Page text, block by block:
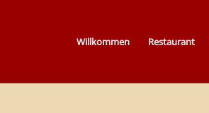
Willkommen Restaurant